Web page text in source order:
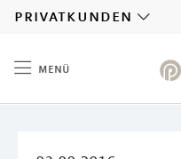
privatkunden
menü